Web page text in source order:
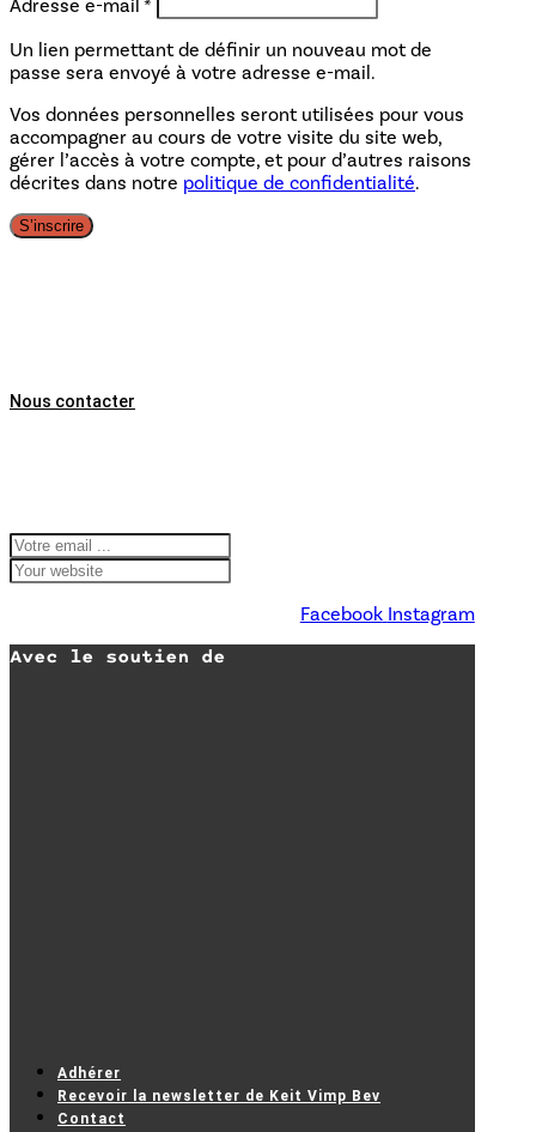
Adresse e-mail *
Un lien permettant de définir un nouveau mot de
passe sera envoyé à votre adresse e-mail.
Vos données personnelles seront utilisées pour vous
accompagner au cours de votre visite du site web,
gérer l’accès à votre compte, et pour d’autres raisons
décrites dans notre politique de confidentialité.
S’inscrire
Nous contacter
Facebook Instagram
Avec le soutien de
Adhérer
Recevoir la newsletter de Keit Vimp Bev
Contact